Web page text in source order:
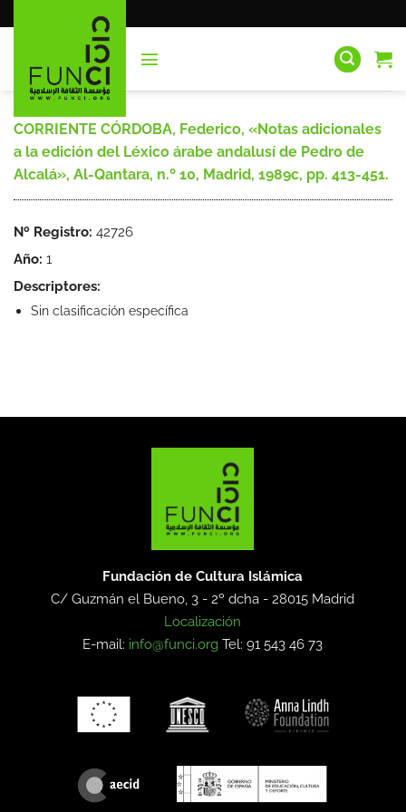
al
CORRIENTE CÓRDOBA, Federico, «Notas adicionales
a la edición del Léxico árabe andalusí de Pedro de
Alcalá», Al-Qantara, n.º 10, Madrid, 1989c, pp. 413-451.
Nº Registro: 42726
Año: 1
Descriptores:
Sin clasificación específica
Fundación de Cultura Islámica
C/ Guzmán el Bueno, 3 - 2º dcha -28015 Madrid
Localización
E-mail: info@funci.org Tel: 91 543 46 73